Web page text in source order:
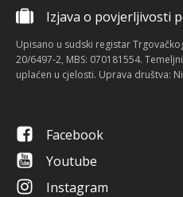
Izjava o povjerljivosti
Upisano u sudski registar
20/6497-2, MBS: 070181554.
uplaćen u cjelosti. Uprava društva:
Facebook
Youtube
Instagram